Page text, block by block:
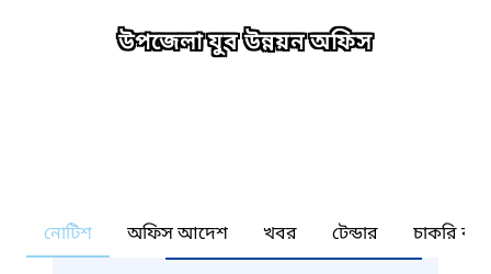
উপজেলা যুব উন্নয়ন অফিস
নোটিশ অফিস আদেশ খবর টেন্ডার চাকরি